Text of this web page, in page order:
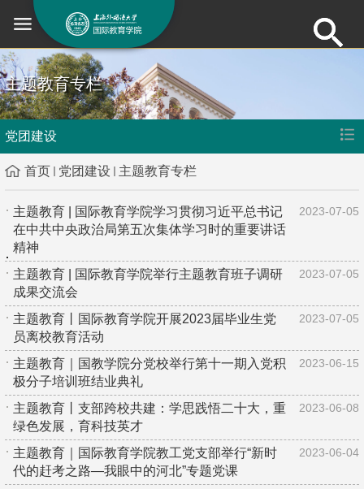
主题教育专栏
党团建设
首页 党团建设 主题教育专栏
主题教育 | 国际教育学院学习贯彻习近平总书记
在中共中央政治局第五次集体学习时的重要讲话
精神
2023-07-05
主题教育 | 国际教育学院举行主题教育班子调研
成果交流会
2023-07-05
主题教育丨国际教育学院开展2023届毕业生党
员离校教育活动
2023-07-05
主题教育｜国教学院分党校举行第十一期入党积
极分子培训班结业典礼
2023-06-15
主题教育丨支部跨校共建：学思践悟二十大，重
绿色发展，育科技英才
2023-06-08
主题教育｜国际教育学院教工党支部举行“新时
代的赶考之路—我眼中的河北”专题党课
2023-06-04